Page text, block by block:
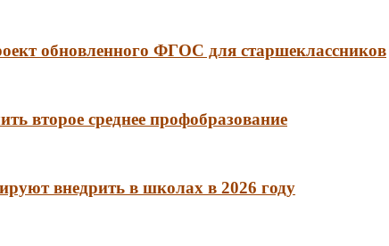
обновленного ФГОС для старшеклассников
второе среднее профобразование
внедрить в школах в 2026 году